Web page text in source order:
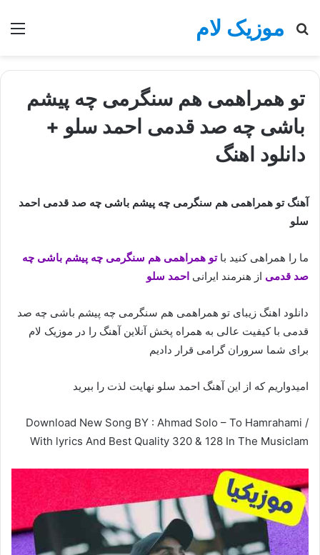
موزیک لام
جستجو
تو همراهمی هم سنگرمی چه پیشم
باشی چه صد قدمی احمد سلو +
دانلود اهنگ
آهنگ تو همراهمی هم سنگرمی چه پیشم باشی چه صد قدمی احمد
سلو
ما را همراهی کنید باتو همراهمی هم سنگرمی چه پیشم باشی چه
صد قدمی از هنرمند ایرانی احمد سلو
دانلود اهنگ زیبای تو همراهمی هم سنگرمی چه پیشم باشی چه صد
قدمی با کیفیت عالی به همراه پخش آنلاین آهنگ را در موزیک لام
برای شما سروران گرامی قرار دادیم
امیدواریم که از این آهنگ احمد سلو نهایت لذت را ببرید
Download New Song BY : Ahmad Solo – To Hamrahami /
With lyrics And Best Quality 320 & 128 In The Musiclam